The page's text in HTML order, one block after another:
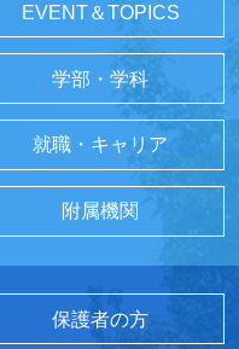
EVENT＆TOPICS
学部・学科
就職・キャリア
附属機関
保護者の方